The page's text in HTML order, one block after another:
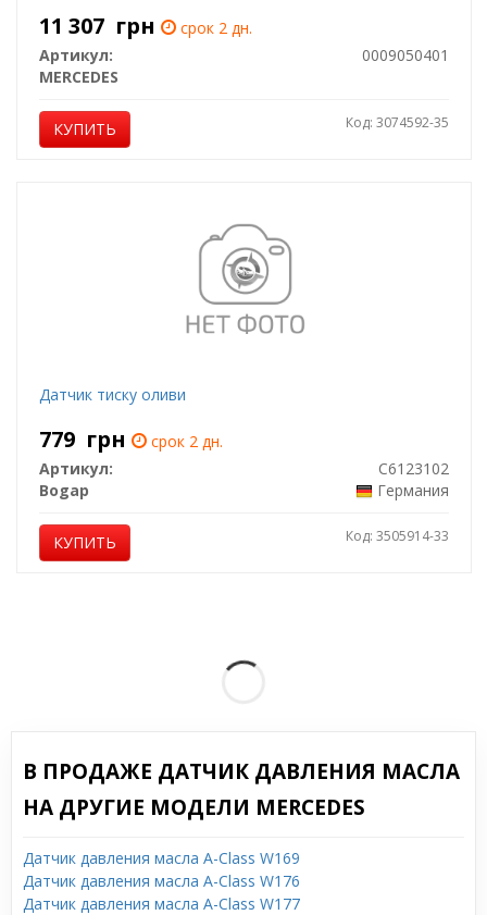
11 307 грн
срок 2 дн.
Артикул:
0009050401
MERCEDES
КУПИТЬ Код: 3074592-35
Датчик тиску оливи
779 грн
срок 2 дн.
Артикул:
C6123102
Bogap
Германия
КУПИТЬ Код: 3505914-33
В ПРОДАЖЕ ДАТЧИК ДАВЛЕНИЯ МАСЛА
НА ДРУГИЕ МОДЕЛИ MERCEDES
Датчик давления масла A-Class W169
Датчик давления масла A-Class W176
Датчик давления масла A-Class W177